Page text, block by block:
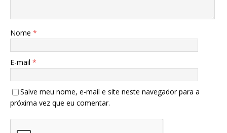
Nome *
E-mail *
Salve meu nome, e-mail e site neste navegador para a
próxima vez que eu comentar.